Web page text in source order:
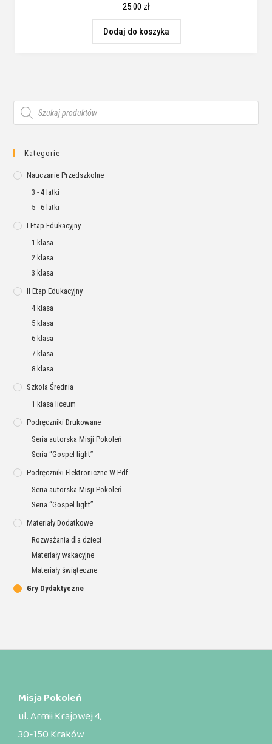
25.00 zł
Dodaj do koszyka
Kategorie
Nauczanie Przedszkolne
3 - 4 latki
5 - 6 latki
I Etap Edukacyjny
1 klasa
2 klasa
3 klasa
II Etap Edukacyjny
4 klasa
5 klasa
6 klasa
7 klasa
8 klasa
Szkoła Średnia
1 klasa liceum
Podręczniki Drukowane
Seria autorska Misji Pokoleń
Seria “Gospel light”
Podręczniki Elektroniczne W Pdf
Seria autorska Misji Pokoleń
Seria “Gospel light”
Materiały Dodatkowe
Rozważania dla dzieci
Materiały wakacyjne
Materiały świąteczne
Gry Dydaktyczne
Misja Pokoleń
ul. Armii Krajowej 4,
30-150 Kraków